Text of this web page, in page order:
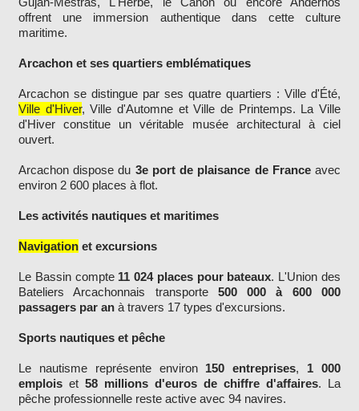
offrent une immersion authentique dans cette culture
maritime.
Arcachon et ses quartiers emblématiques
Arcachon se distingue par ses quatre quartiers : Ville d'Été,
Ville d'Hiver, Ville d'Automne et Ville de Printemps. La Ville
d'Hiver constitue un véritable musée architectural à ciel
ouvert.
Arcachon dispose du 3e port de plaisance de Franceavec
environ 2 600 places à flot.
Les activités nautiques et maritimes
Navigation et excursions
Le Bassin compte 11 024 places pour bateaux. L'Union des
Bateliers Arcachonnais transporte 500 000 à 600 000
passagers par an à travers 17 types d'excursions.
Sports nautiques et pêche
Le nautisme représente environ 150 entreprises, 1 000
emplois et 58 millions d'euros de chiffre d'affaires. La
pêche professionnelle reste active avec 94 navires.